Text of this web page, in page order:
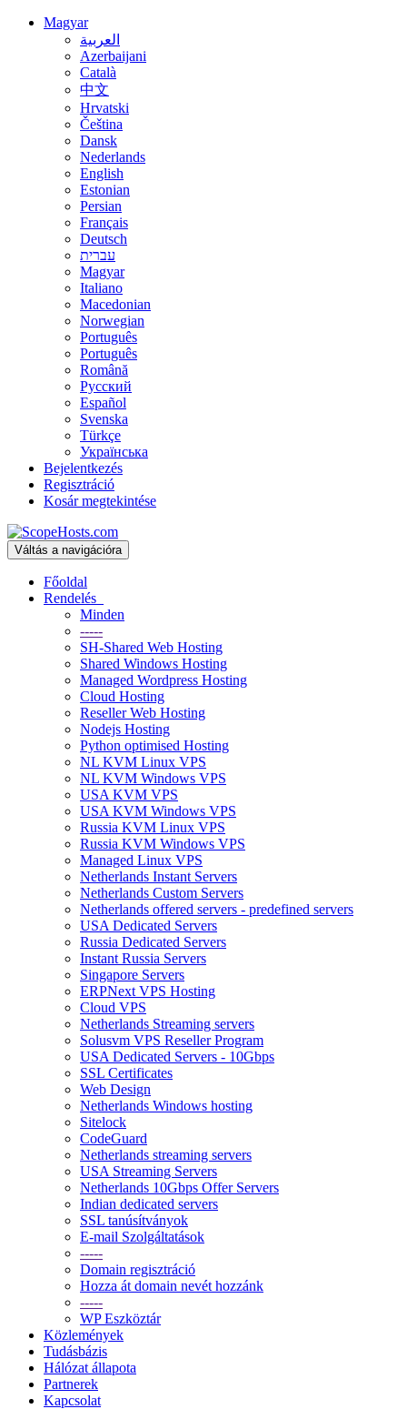
Magyar
العربية
Azerbaijani
Català
中文
Hrvatski
Čeština
Dansk
Nederlands
English
Estonian
Persian
Français
Deutsch
עברית
Magyar
Italiano
Macedonian
Norwegian
Português
Português
Română
Русский
Español
Svenska
Türkçe
Українська
Bejelentkezés
Regisztráció
Kosár megtekintése
Váltás a navigációra
Főoldal
Rendelés
Minden
-----
SH-Shared Web Hosting
Shared Windows Hosting
Managed Wordpress Hosting
Cloud Hosting
Reseller Web Hosting
Nodejs Hosting
Python optimised Hosting
NL KVM Linux VPS
NL KVM Windows VPS
USA KVM VPS
USA KVM Windows VPS
Russia KVM Linux VPS
Russia KVM Windows VPS
Managed Linux VPS
Netherlands Instant Servers
Netherlands Custom Servers
Netherlands offered servers - predefined servers
USA Dedicated Servers
Russia Dedicated Servers
Instant Russia Servers
Singapore Servers
ERPNext VPS Hosting
Cloud VPS
Netherlands Streaming servers
Solusvm VPS Reseller Program
USA Dedicated Servers - 10Gbps
SSL Certificates
Web Design
Netherlands Windows hosting
Sitelock
CodeGuard
Netherlands streaming servers
USA Streaming Servers
Netherlands 10Gbps Offer Servers
Indian dedicated servers
SSL tanúsítványok
E-mail Szolgáltatások
-----
Domain regisztráció
Hozza át domain nevét hozzánk
-----
WP Eszköztár
Közlemények
Tudásbázis
Hálózat állapota
Partnerek
Kapcsolat